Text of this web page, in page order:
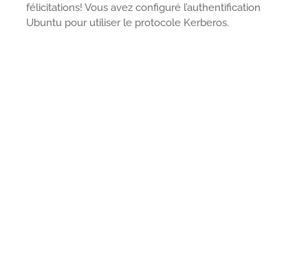
félicitations! Vous avez configuré l’authentification
Ubuntu pour utiliser le protocole Kerberos.